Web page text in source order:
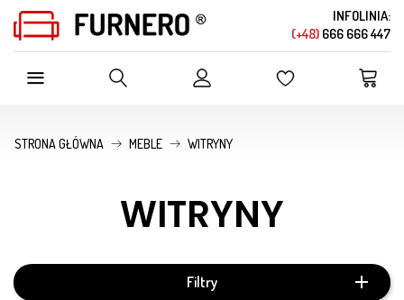
INFOLINIA:
(+48) 666 666 447
SZUKAJ W OFERCIE SKLEPU
STRONA GŁÓWNA MEBLE WITRYNY
WITRYNY
Filtry